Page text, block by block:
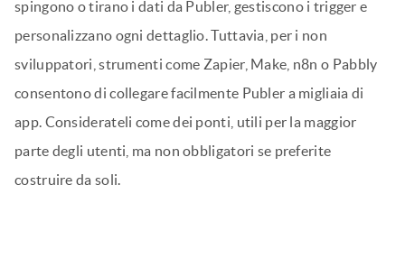
serve.
In questo modo si ottengono automaticamente report
sempre aggiornati, sia che si necessiti di analisi
approfondite in Power BI che di una rapida istantanea in
Notion.